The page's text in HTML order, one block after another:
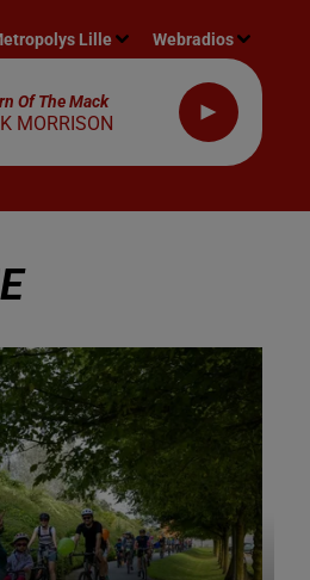
Lille Webradios
Of The Mack
MORRISON